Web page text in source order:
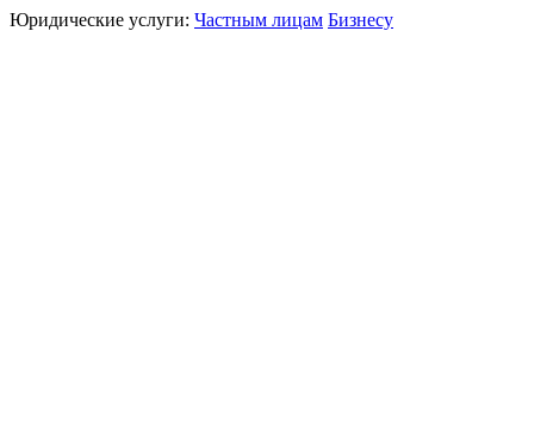
Юридические услуги: Частным лицам Бизнесу